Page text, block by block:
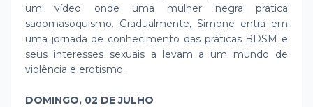
um vídeo onde uma mulher negra pratica
sadomasoquismo. Gradualmente, Simone entra em
uma jornada de conhecimento das práticas BDSM e
seus interesses sexuais a levam a um mundo de
violência e erotismo.
DOMINGO, 02 DE JULHO